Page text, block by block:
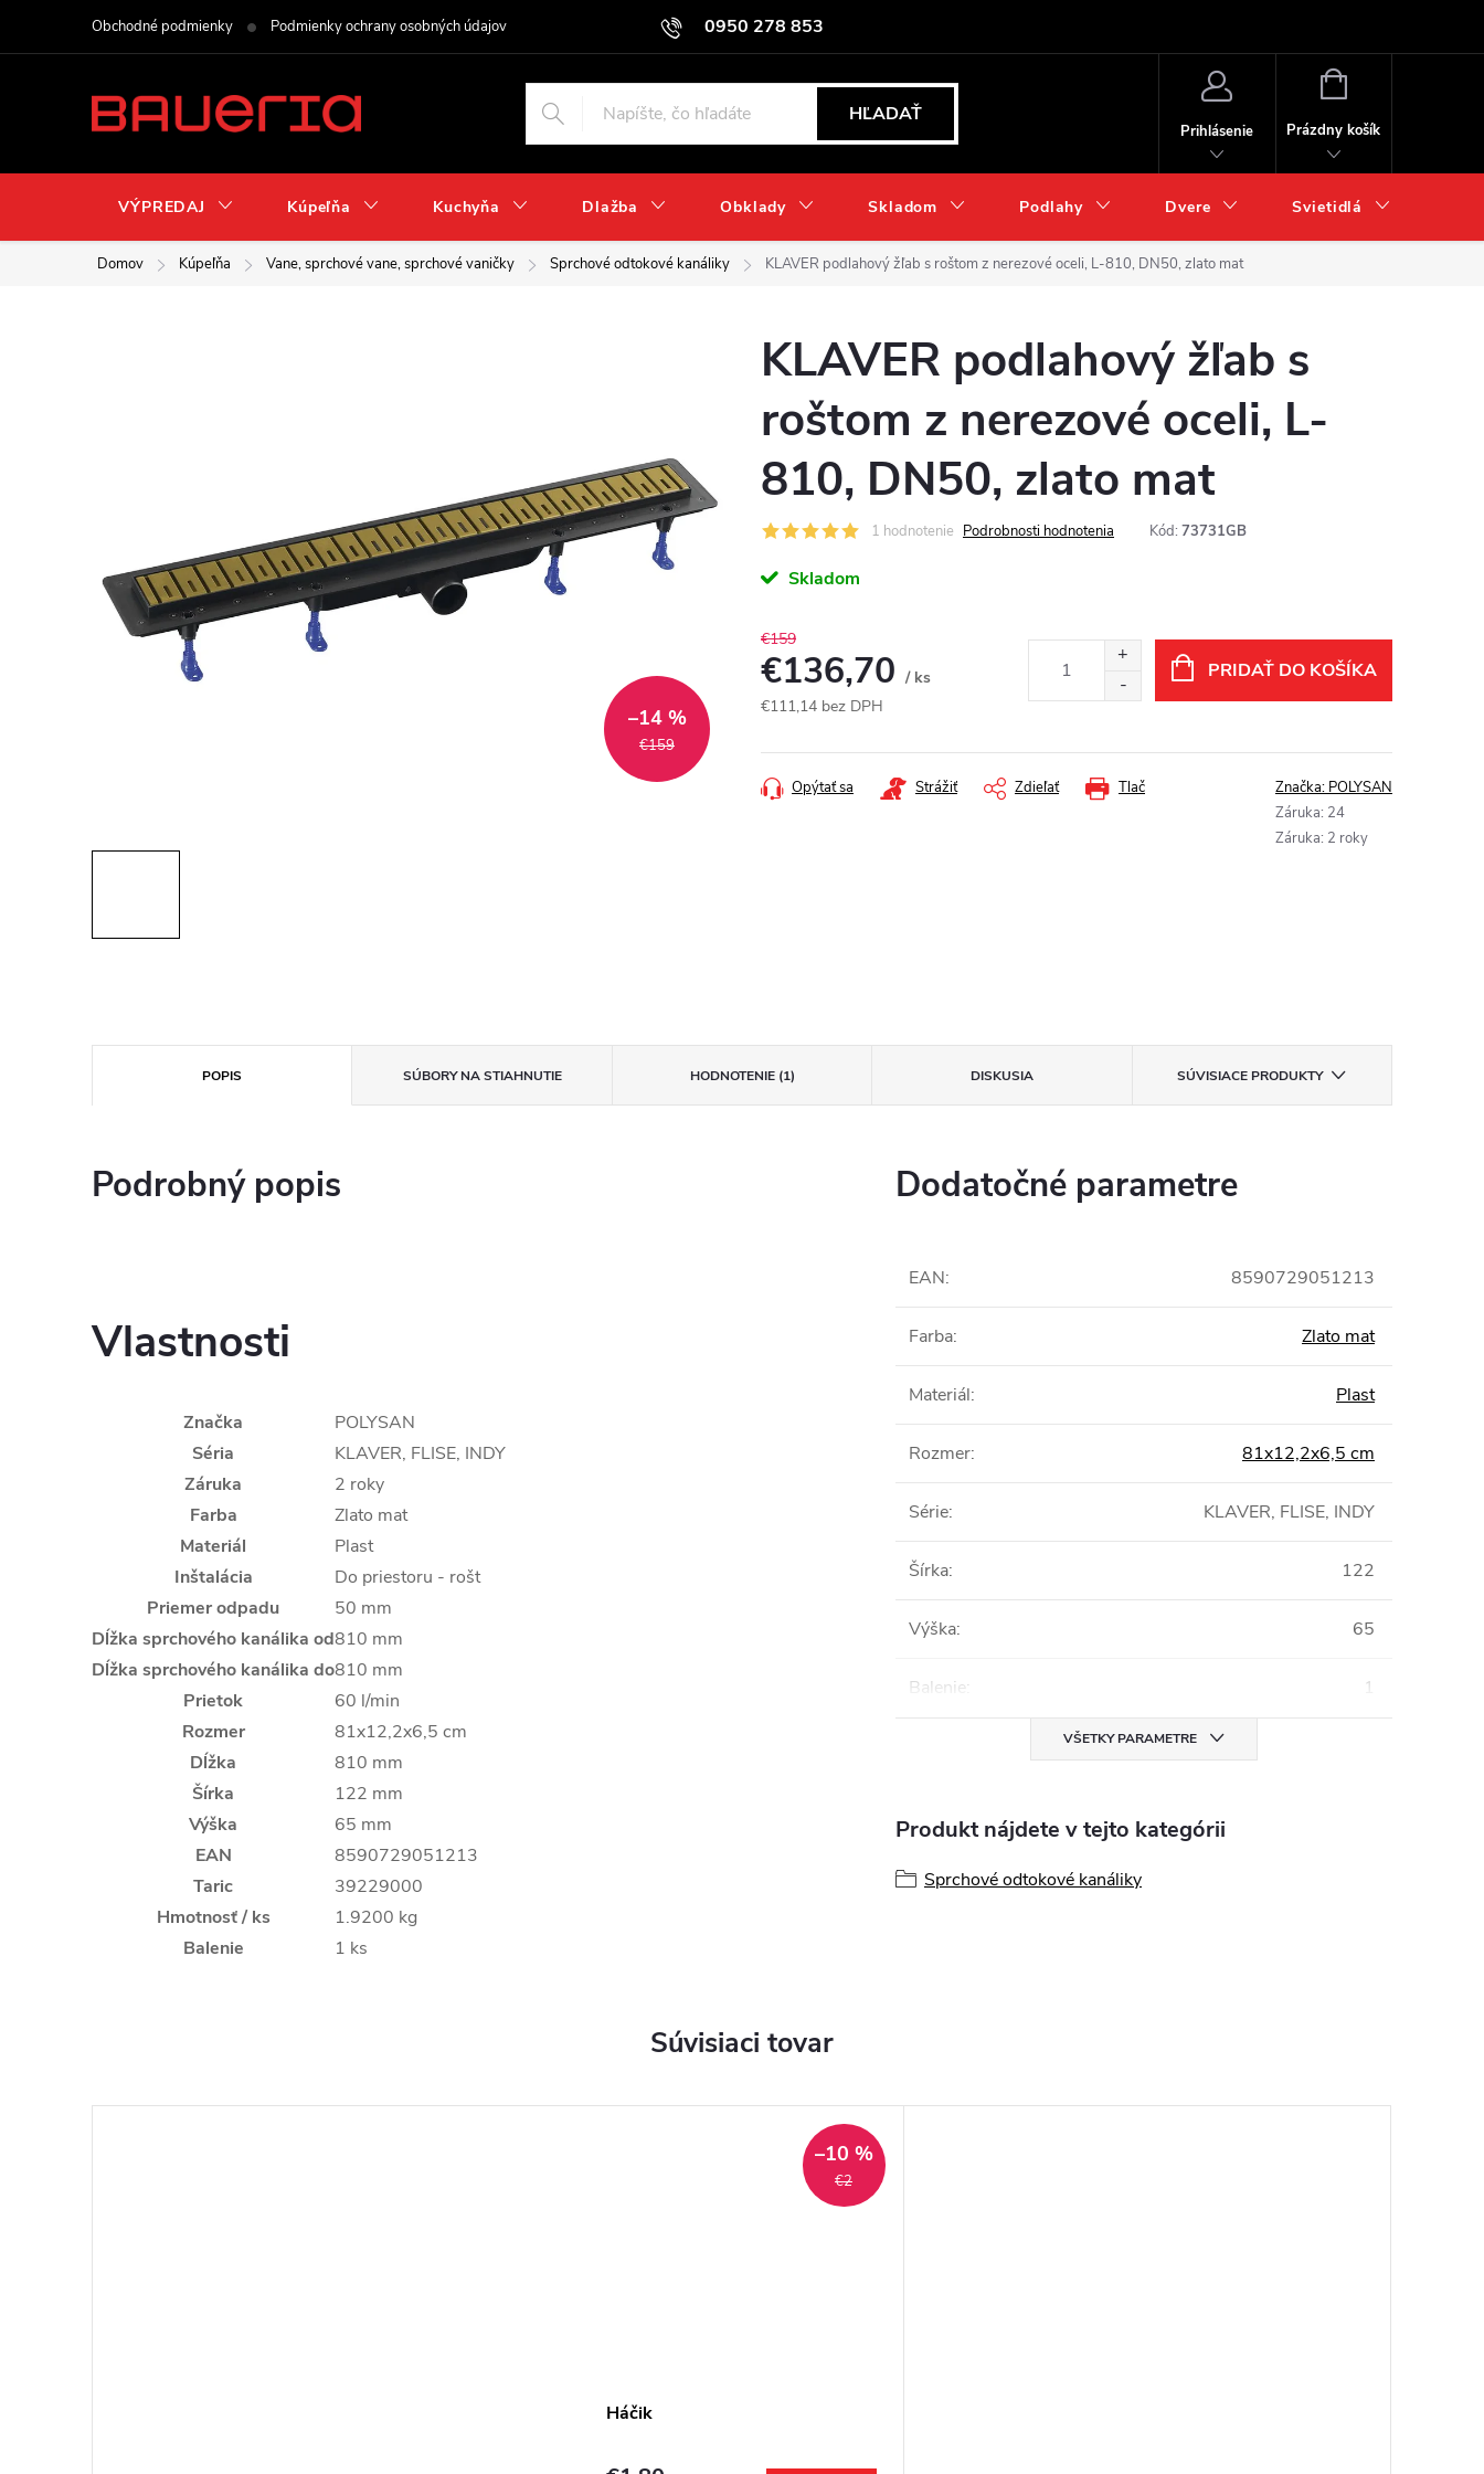
0950 278 853
Obchodné podmienky Podmienky ochrany osobných údajov
HĽADAŤ
Prihlásenie
NÁKUPNÝ
Prázdny košík
VÝPREDAJ Kúpeľňa Kuchyňa Dlažba Obklady Skladom Podlahy Dvere Svietidlá
Domov Kúpeľňa Vane, sprchové vane, sprchové vaničky Sprchové odtokové kanáliky KLAVER podlahový žľab s roštom z nerezové oceli, L-810, DN50, zlato mat
€159
–14 %
KLAVER podlahový žľab s
roštom z nerezové oceli, L-
810, DN50, zlato mat
1 hodnotenie Podrobnosti hodnotenia Kód: 73731GB
Skladom
€159
€136,70 / ks
€111,14 bez DPH
cena:
PRIDAŤ DO KOŠÍKA
Tlač
Opýtať sa Strážiť Zdieľať Značka: POLYSAN
Záruka: 24
Záruka: 2 roky
POPIS SÚBORY NA STIAHNUTIE HODNOTENIE (1) DISKUSIA SÚVISIACE PRODUKTY
Podrobný popis
Vlastnosti
Značka
POLYSAN
Séria
KLAVER, FLISE, INDY
Záruka
2 roky
Farba
Zlato mat
Materiál
Plast
Inštalácia
Do priestoru - rošt
Priemer odpadu
50 mm
Dĺžka sprchového kanálika od810 mm
Dĺžka sprchového kanálika do810 mm
Prietok
60 l/min
Rozmer
81x12,2x6,5 cm
Dĺžka
810 mm
Šírka
122 mm
Výška
65 mm
EAN
8590729051213
Taric
39229000
Hmotnosť / ks
1.9200 kg
Balenie
1 ks
Dodatočné parametre
EAN: 8590729051213
Farba: Zlato mat
Materiál: Plast
Rozmer: 81x12,2x6,5 cm
Série: KLAVER, FLISE, INDY
Šírka: 122
Výška: 65
Balenie: 1
VŠETKY PARAMETRE
Produkt nájdete v tejto kategórii
Sprchové odtokové kanáliky
Súvisiaci tovar
€2
–10 %
Háčik